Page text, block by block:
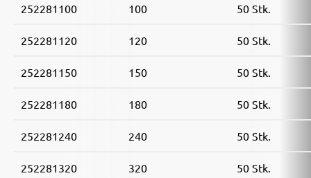
252281100 100 50 Stk.
252281120 120 50 Stk.
252281150 150 50 Stk.
252281180 180 50 Stk.
252281240 240 50 Stk.
252281320 320 50 Stk.